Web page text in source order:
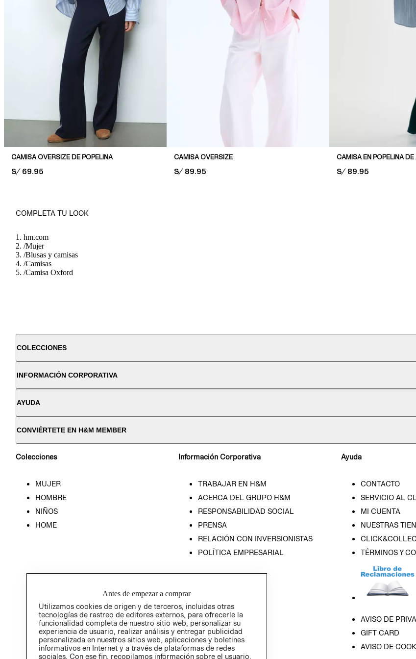
CAMISA OVERSIZE DE POPELINA
PRICE:
S/ 69.95
CAMISA OVERSIZE
PRICE:
S/ 89.95
CAMISA EN POPELINA DE
PRICE:
S/ 89.95
COMPLETA TU LOOK
hm.com
/Mujer
/Blusas y camisas
/Camisas
/Camisa Oxford
COLECCIONES
INFORMACIÓN CORPORATIVA
AYUDA
CONVIÉRTETE EN H&M MEMBER
Colecciones
MUJER
HOMBRE
NIÑOS
HOME
Información Corporativa
TRABAJAR EN H&M
ACERCA DEL GRUPO H&M
RESPONSABILIDAD SOCIAL
PRENSA
RELACIÓN CON INVERSIONISTAS
POLÍTICA EMPRESARIAL
Ayuda
CONTACTO
SERVICIO AL
MI CUENTA
NUESTRAS
TÉRMINOS Y
AVISO DE
GIFT CARD
AVISO DE
Antes de empezar a comprar
Utilizamos cookies de origen y de terceros, incluidas otras
tecnologías de rastreo de editores externos, para ofrecerle la
funcionalidad completa de nuestro sitio web, personalizar su
experiencia de usuario, realizar análisis y entregar publicidad
personalizada en nuestros sitios web, aplicaciones y boletines
informativos en Internet y a través de plataformas de redes
sociales. Con ese fin, recopilamos información sobre el usuario,